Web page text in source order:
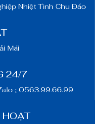
Nhiệt Tình Chu Đáo
Mái
24/7
; 0563.99.66.99
HOẠT